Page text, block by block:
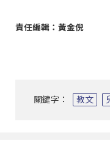
責任編輯：黃金倪
關鍵字： 教文